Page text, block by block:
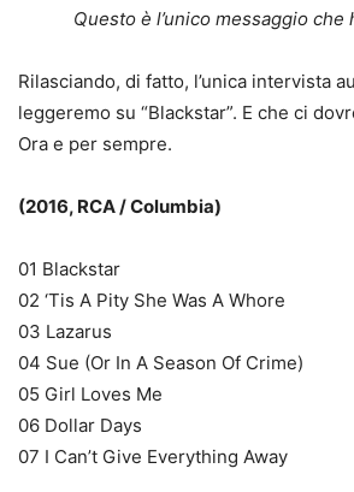
Questo è l’unico messaggio che
Rilasciando, di fatto, l’unica intervista
leggeremo su “Blackstar”. E che ci
Ora e per sempre.
(2016, RCA / Columbia)
01 Blackstar
02 ‘Tis A Pity She Was A Whore
03 Lazarus
04 Sue (Or In A Season Of Crime)
05 Girl Loves Me
06 Dollar Days
07 I Can’t Give Everything Away